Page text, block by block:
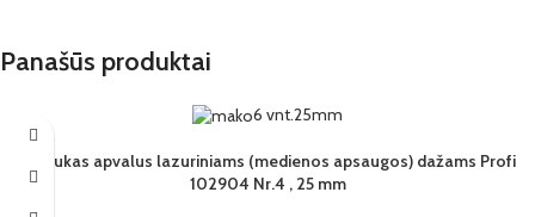
Panašūs produktai
6 vnt.25mm
Teptukas apvalus lazuriniams (medienos apsaugos) dažams Profi
102904 Nr.4 , 25 mm